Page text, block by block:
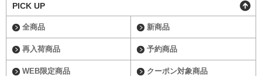
PICK UP
全商品 新商品
再入荷商品 予約商品
WEB限定商品 クーポン対象商品